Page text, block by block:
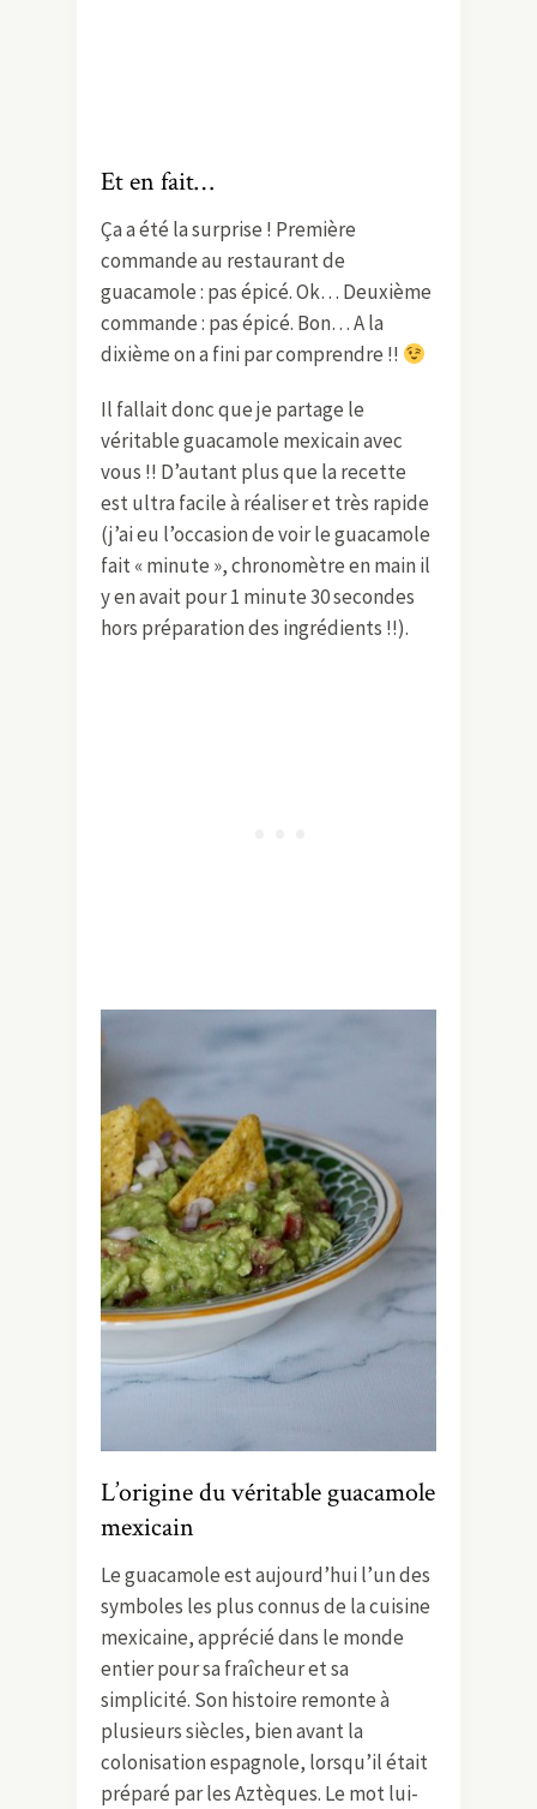
Et en fait…
Ça a été la surprise ! Première
commande au restaurant de
guacamole : pas épicé. Ok… Deuxième
commande : pas épicé. Bon… A la
dixième on a fini par comprendre !!
Il fallait donc que je partage le
véritable guacamole mexicain avec
vous !! D’autant plus que la recette
est ultra facile à réaliser et très rapide
(j’ai eu l’occasion de voir le guacamole
fait « minute », chronomètre en main il
y en avait pour 1 minute 30 secondes
hors préparation des ingrédients !!).
L’origine du véritable guacamole
mexicain
Le guacamole est aujourd’hui l’un des
symboles les plus connus de la cuisine
mexicaine, apprécié dans le monde
entier pour sa fraîcheur et sa
simplicité. Son histoire remonte à
plusieurs siècles, bien avant la
colonisation espagnole, lorsqu’il était
préparé par les Aztèques. Le mot lui-